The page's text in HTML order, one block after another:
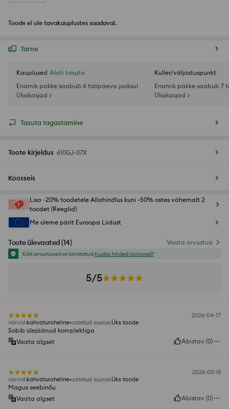
Toode ei ole tavakauplustes saadaval.
Tarne
Kauplused Alati tasuta
Enamik pakke saabub 6 tööpäeva jooksul
Üksikasjad >
Kuller/väljastuspunkt
Enamik pakke saabub 7
Üksikasjad >
Tasuta tagastamine
Toote kirjeldus 610GJ-07X
Koosseis
Lisa -20% toodetele Allahindlus kuni -50% ostes vähemalt 2
toodet (Reeglid)
Me oleme pärit Euroopa Liidust
Toote ülevaated (14) Vaata arvustusi
Kõik arvustused on kinnitatud.Kuidas hinded töötavad?
5/5
2026-04-17
värvid:kahvaturoheline ostetud suurus:Üks toode
Sobib ülejäänud komplektiga
Vaata algset
Abistav (0)
2026-03-18
värvid:kahvaturoheline ostetud suurus:Üks toode
Magus seebinõu
Vaata algset
Abistav (0)